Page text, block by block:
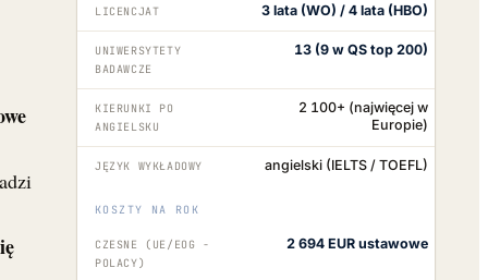
LICENCJAT 3 lata (WO) / 4 lata (HBO)
UNIWERSYTETY
BADAWCZE
13 (9 w QS top 200)
KIERUNKI PO
ANGIELSKU
2 100+ (najwięcej w
Europie)
JĘZYK WYKŁADOWY angielski (IELTS / TOEFL)
KOSZTY NA ROK
CZESNE (UE/EOG -
POLACY)
2 694 EUR ustawowe